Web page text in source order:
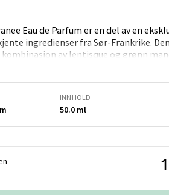
Eau de Parfum er en del av en
ingredienser fra Sør-Frankrike.
kombinasjon av lentisque og grønn
komposisjonen er balansert med
INNHOLD
50.0 ml